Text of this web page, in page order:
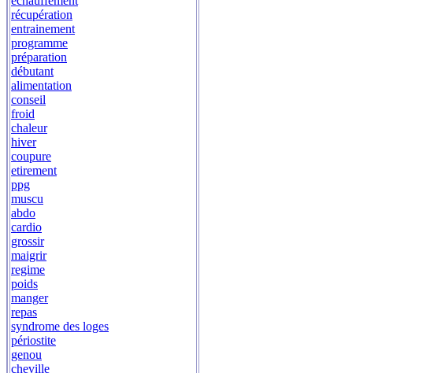
récupération
entrainement
programme
préparation
débutant
alimentation
conseil
froid
chaleur
hiver
coupure
etirement
ppg
muscu
abdo
cardio
grossir
maigrir
regime
poids
manger
repas
syndrome des loges
périostite
genou
cheville